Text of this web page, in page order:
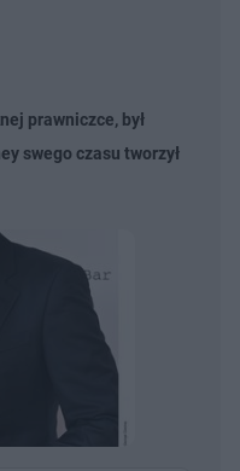
prawniczce, był
swego czasu tworzył